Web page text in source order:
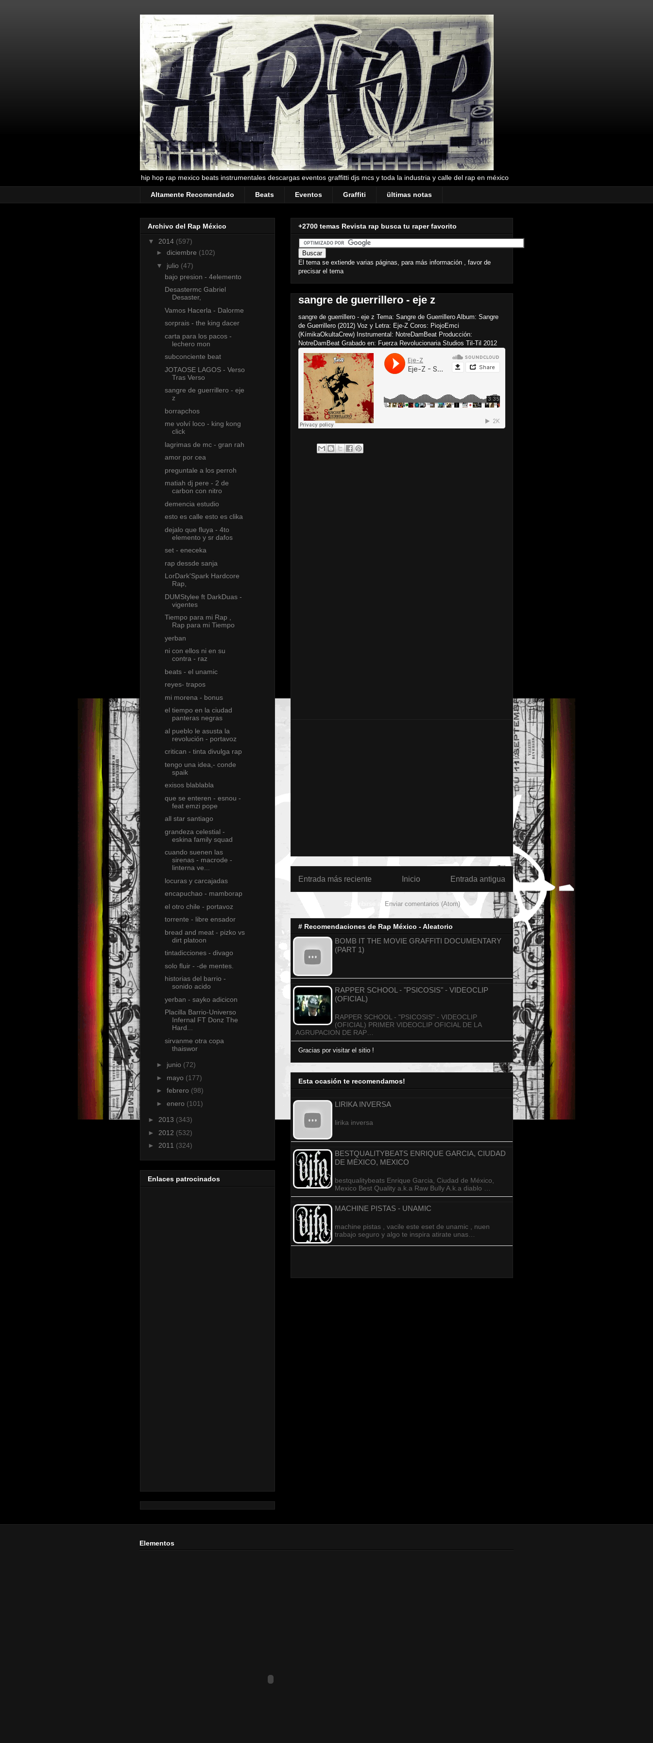
hip hop rap mexico beats instrumentales descargas eventos graffitti djs mcs y toda la industria y calle del rap en méxico
Altamente Recomendado Beats Eventos Graffiti ültimas notas
+2700 temas Revista rap busca tu raper favorito
El tema se extiende varias páginas, para más información , favor de
precisar el tema
sangre de guerrillero - eje z
sangre de guerrillero - eje z Tema: Sangre de Guerrillero Album: Sangre
de Guerrillero (2012) Voz y Letra: Eje-Z Coros: PiojoEmci
(KímikaOkultaCrew) Instrumental: NotreDamBeat Producción:
NotreDamBeat Grabado en: Fuerza Revolucionaria Studios Til-Til 2012
Entrada más reciente Entrada antigua
Inicio
Enviar comentarios (Atom)
# Recomendaciones de Rap México - Aleatorio
BOMB IT THE MOVIE GRAFFITI DOCUMENTARY
(PART 1)
RAPPER SCHOOL - "PSICOSIS" - VIDEOCLIP
(OFICIAL)
RAPPER SCHOOL - "PSICOSIS" - VIDEOCLIP
(OFICIAL) PRIMER VIDEOCLIP OFICIAL DE LA
AGRUPACION DE RAP…
Gracias por visitar el sitio !
Esta ocasión te recomendamos!
LIRIKA INVERSA
lirika inversa
BESTQUALITYBEATS ENRIQUE GARCIA, CIUDAD
DE MÉXICO, MEXICO
bestqualitybeats Enrique Garcia, Ciudad de México,
Mexico Best Quality a.k.a Raw Bully A.k.a diablo …
MACHINE PISTAS - UNAMIC
machine pistas , vacile este eset de unamic , nuen
trabajo seguro y algo te inspira atirate unas…
Archivo del Rap México
▼ 2014 (597)
► diciembre (102)
▼ julio (47)
bajo presion - 4elemento
Desastermc Gabriel
Desaster,
Vamos Hacerla - Dalorme
sorprais - the king dacer
carta para los pacos -
lechero mon
subconciente beat
JOTAOSE LAGOS - Verso
Tras Verso
sangre de guerrillero - eje
z
borrapchos
me volví loco - king kong
click
lagrimas de mc - gran rah
amor por cea
preguntale a los perroh
matiah dj pere - 2 de
carbon con nitro
demencia estudio
esto es calle esto es clika
dejalo que fluya - 4to
elemento y sr dafos
set - eneceka
rap dessde sanja
LorDark'Spark Hardcore
Rap,
DUMStylee ft DarkDuas -
vigentes
Tiempo para mi Rap ,
Rap para mi Tiempo
yerban
ni con ellos ni en su
contra - raz
beats - el unamic
reyes- trapos
mi morena - bonus
el tiempo en la ciudad
panteras negras
al pueblo le asusta la
revolución - portavoz
critican - tinta divulga rap
tengo una idea,- conde
spaik
exisos blablabla
que se enteren - esnou -
feat emzi pope
all star santiago
grandeza celestial -
eskina family squad
cuando suenen las
sirenas - macrode -
linterna ve...
locuras y carcajadas
encapuchao - mamborap
el otro chile - portavoz
torrente - libre ensador
bread and meat - pizko vs
dirt platoon
tintadicciones - divago
solo fluir - -de mentes.
historias del barrio -
sonido acido
yerban - sayko adicicon
Placilla Barrio-Universo
Infernal FT Donz The
Hard...
sirvanme otra copa
thaiswor
► junio (72)
► mayo (177)
► febrero (98)
► enero (101)
► 2013 (343)
► 2012 (532)
► 2011 (324)
Enlaces patrocinados
Elementos